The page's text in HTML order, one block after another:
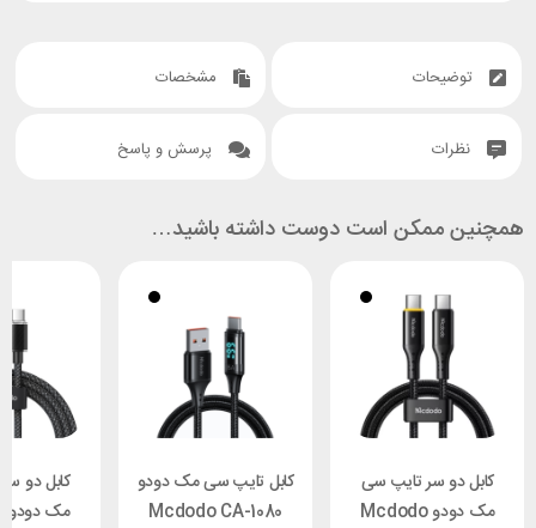
توضیحات مشخصات
نظرات پرسش و پاسخ
همچنین ممکن است دوست داشته باشید…
کابل دو سر تایپ سی
مک دودو Mcdodo
کابل تایپ سی مک دودو
Mcdodo CA-1080
کابل دو